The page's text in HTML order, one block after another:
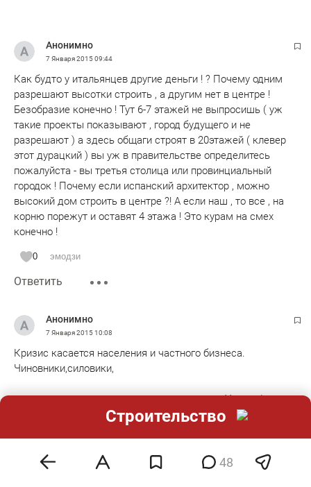
Анонимно
7 Января 201509:44
Как будто у итальянцев другие деньги ! ? Почему одним
разрешают высотки строить , а другим нет в центре !
Безобразие конечно ! Тут 6-7 этажей не выпросишь ( уж
такие проекты показывают , город будущего и не
разрешают ) а здесь общаги строят в 20этажей ( клевер
этот дурацкий ) вы уж в правительстве определитесь
пожалуйста - вы третья столица или провинциальный
городок ! Почему если испанский архитектор , можно
высокий дом строить в центре ?! А если наш , то все , на
корню порежут и оставят 4 этажа ! Это курам на смех
конечно !
0 эмодзи
Ответить
Анонимно
7 Января 201510:08
Кризис касается населения и частного бизнеса.
Чиновники,силовики,
гос.корпорации не знают что такое кризис. У них з/
п+аванс по расписанию.
0 эмодзи
Ответить 48
Строительство